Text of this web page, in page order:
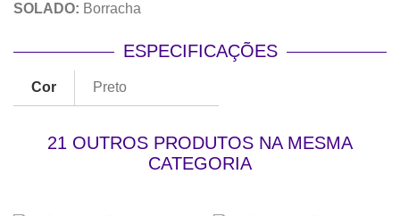
SOLADO: Borracha
ESPECIFICAÇÕES
Cor Preto
21 OUTROS PRODUTOS NA MESMA
CATEGORIA